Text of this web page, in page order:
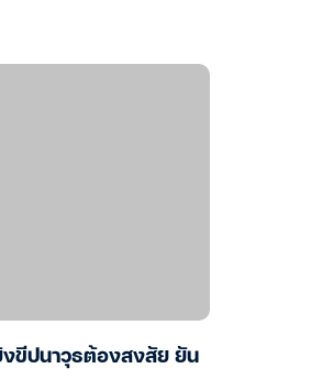
งขีปนาวุธต้องสงสัย ยัน